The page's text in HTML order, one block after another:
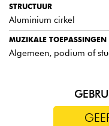
STRUCTUUR
Aluminium cirkel
MUZIKALE TOEPASSINGEN
Algemeen, podium of